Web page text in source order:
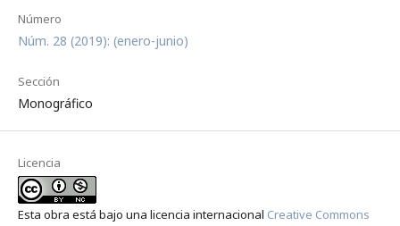
Número
Núm. 28 (2019): (enero-junio)
Sección
Monográfico
Licencia
Esta obra está bajo una licencia internacional Creative Commons